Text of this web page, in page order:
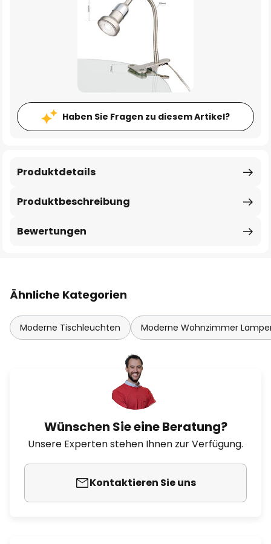
Haben Sie Fragen zu diesem Artikel?
Produktbeschreibung
Produktdetails
Bewertungen
Ähnliche Kategorien
Moderne Tischleuchten Moderne Wohnzimmer
Wünschen Sie eine Beratung?
Unsere Experten stehen Ihnen zur Verfügung.
Kontaktieren Sie uns